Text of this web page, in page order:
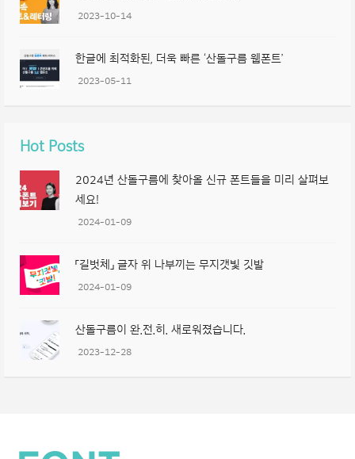
2023-10-14
한글에 최적화된, 더욱 빠른 ‘산돌구름 웹폰트’
2023-05-11
Hot Posts
2024년 산돌구름에 찾아올 신규 폰트들을 미리 살펴보
세요!
2024-01-09
「길벗체」 글자 위 나부끼는 무지갯빛 깃발
2024-01-09
산돌구름이 완.전.히. 새로워졌습니다.
2023-12-28